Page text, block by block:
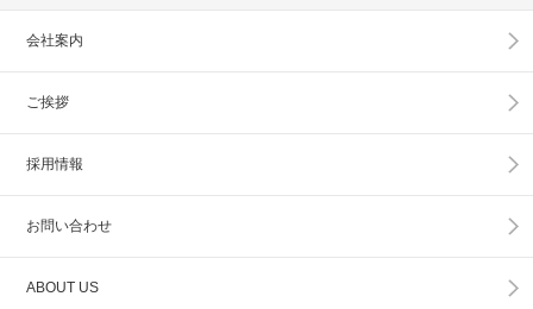
会社案内
ご挨拶
採用情報
お問い合わせ
ABOUT US